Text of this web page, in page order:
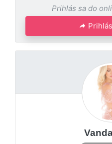
Prihlás sa do